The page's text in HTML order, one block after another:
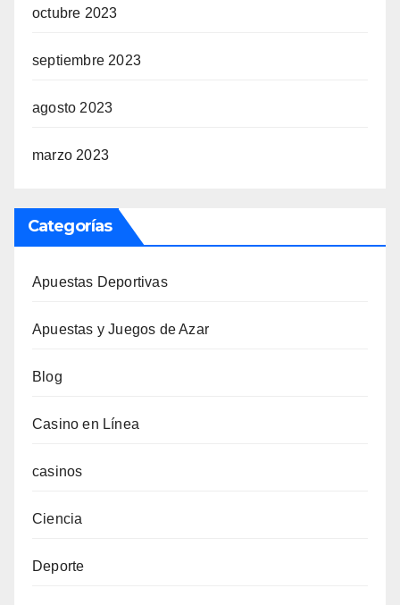
octubre 2023
septiembre 2023
agosto 2023
marzo 2023
Categorías
Apuestas Deportivas
Apuestas y Juegos de Azar
Blog
Casino en Línea
casinos
Ciencia
Deporte